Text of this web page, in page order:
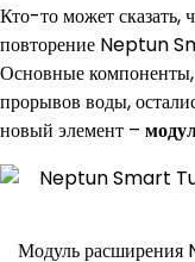
Кто-то может
повторение Neptun
Основные
прорывов воды,
новый элемент –
Модуль